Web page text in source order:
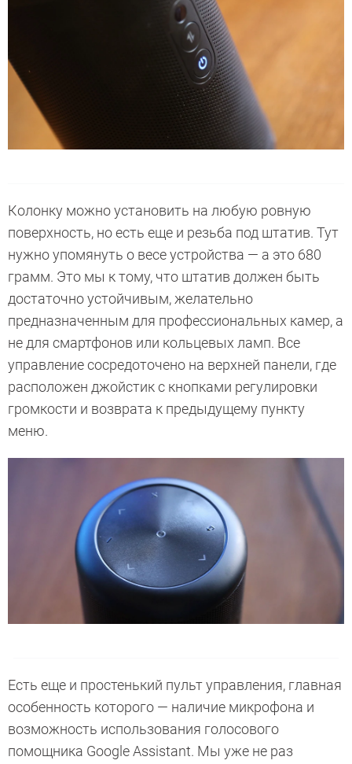
Колонку можно установить на любую ровную
поверхность, но есть еще и резьба под штатив. Тут
нужно упомянуть о весе устройства — а это 680
грамм. Это мы к тому, что штатив должен быть
достаточно устойчивым, желательно
предназначенным для профессиональных камер, а
не для смартфонов или кольцевых ламп. Все
управление сосредоточено на верхней панели, где
расположен джойстик с кнопками регулировки
громкости и возврата к предыдущему пункту
меню.
Есть еще и простенький пульт управления, главная
особенность которого — наличие микрофона и
возможность использования голосового
помощника Google Assistant. Мы уже не раз